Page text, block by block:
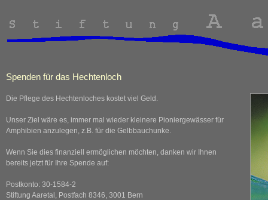
Spenden für das Hechtenloch
Die Pflege des Hechtenloches kostet viel Geld.
Unser Ziel wäre es, immer mal wieder kleinere Pioniergewässer für
Amphibien anzulegen, z.B. für die Gelbbauchunke.
Wenn Sie dies finanziell ermöglichen möchten, danken wir Ihnen
bereits jetzt für Ihre Spende auf:
Postkonto: 30-1584-2
Stiftung Aaretal, Postfach 8346, 3001 Bern